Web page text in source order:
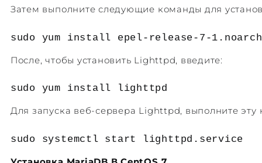
Затем выполните следующие команды для
sudo yum install epel-release-7-
После, чтобы установить Lighttpd, введите:
sudo yum install lighttpd
Для запуска веб-сервера Lighttpd, выполните эту
sudo systemctl start lighttpd.service